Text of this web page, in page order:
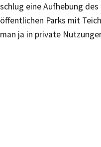
schlug eine Aufhebung
öffentlichen Parks mit
man ja in private